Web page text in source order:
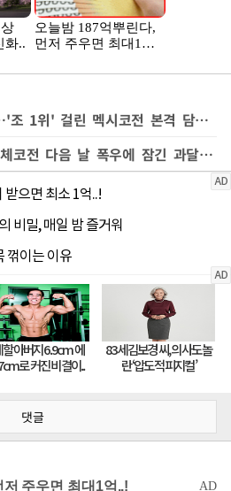
가족과 푹 쉰 홍명보호…'조 1위' 걸린 멕시코전 본격 담금질
하늘이 도운 홍명보호…체코전 다음 날 폭우에 잠긴 과달라하라
댓글